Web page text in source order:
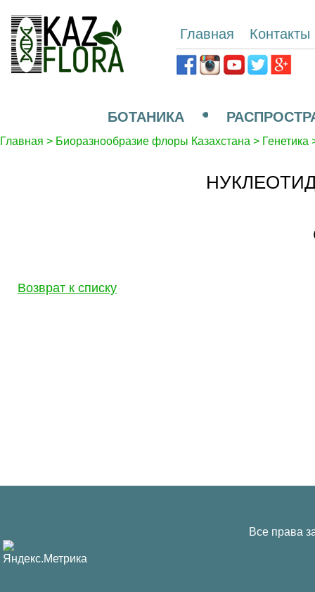
Главная Контакты
БОТАНИКА
Главная > Биоразнообразие флоры Казахстана > Генетика
Возврат к списку
Все права